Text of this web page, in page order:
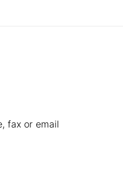
fax or email